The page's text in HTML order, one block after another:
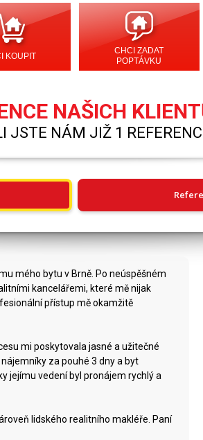
KOUPIT
CHCI ZADAT
POPTÁVKU
NAŠICH
JSTE NÁM JIŽ 1
mého bytu v Brně. Po neúspěšném
kancelářemi, které mě nijak
přístup mě okamžitě
mi poskytovala jasné a užitečné
za pouhé 3 dny a byt
jejímu vedení byl pronájem rychlý a
lidského realitního makléře. Paní